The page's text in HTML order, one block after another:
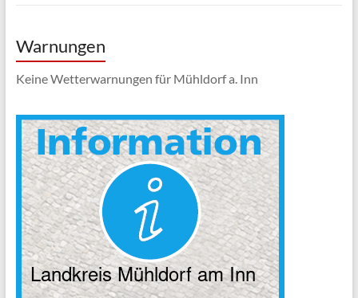
Warnungen
Keine Wetterwarnungen für Mühldorf a. Inn